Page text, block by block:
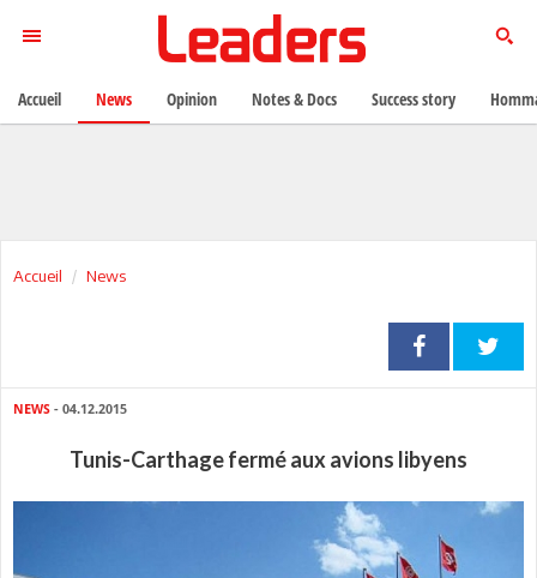
Accueil News
NEWS - 04.12.2015
Tunis-Carthage fermé aux avions libyens
Accueil News Opinion Notes & Docs Success story